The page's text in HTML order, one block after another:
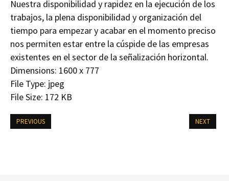
Nuestra disponibilidad y rapidez en la ejecución de los
trabajos, la plena disponibilidad y organización del
tiempo para empezar y acabar en el momento preciso
nos permiten estar entre la cúspide de las empresas
existentes en el sector de la señalización horizontal.
Dimensions: 1600 x 777
File Type: jpeg
File Size: 172 KB
PREVIOUS NEXT